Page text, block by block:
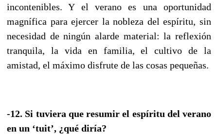
incontenibles. Y el verano es una oportunidad
magnífica para ejercer la nobleza del espíritu, sin
necesidad de ningún alarde material: la reflexión
tranquila, la vida en familia, el cultivo de la
amistad, el máximo disfrute de las cosas pequeñas.
-12. Si tuviera que resumir el espíritu del verano
en un ‘tuit’, ¿qué diría?